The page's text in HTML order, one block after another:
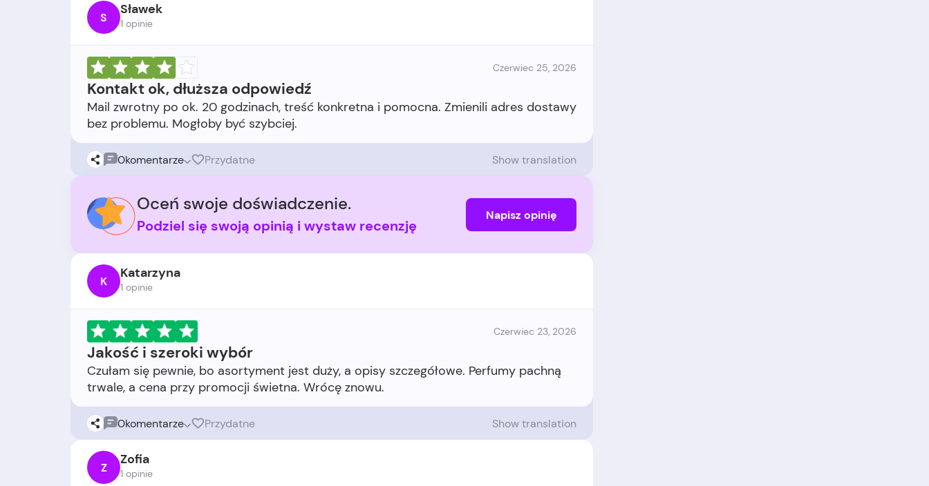
S Sławek
1 opinie
Czerwiec 25, 2026
Kontakt ok, dłuższa odpowiedź
Mail zwrotny po ok. 20 godzinach, treść konkretna i pomocna. Zmienili adres dostawy
0komentarze Przydatne Show translation
Oceń swoje doświadczenie.
Podziel się swoją opinią i wystaw recenzję
Napisz opinię
K Katarzyna
1 opinie
Czerwiec 23, 2026
Jakość i szeroki wybór
Czułam się pewnie, bo asortyment jest duży, a opisy szczegółowe. Perfumy pachną
0komentarze Przydatne Show translation
Z Zofia
1 opinie